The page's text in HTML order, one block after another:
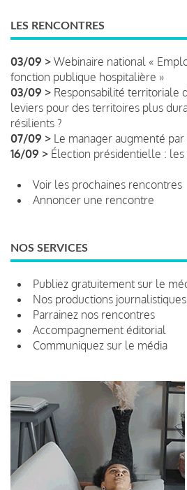
LES RENCONTRES
03/09 > Webinaire national «
fonction publique hospitalière »
03/09 > Responsabilité territoriale
leviers pour des territoires plus
résilients ?
07/09 > Le manager augmenté par
16/09 > Élection présidentielle : les
Voir les prochaines rencontres
Annoncer une rencontre
NOS SERVICES
Publiez gratuitement sur le
Nos productions
Parrainez nos rencontres
Accompagnement éditorial
Communiquez sur le média